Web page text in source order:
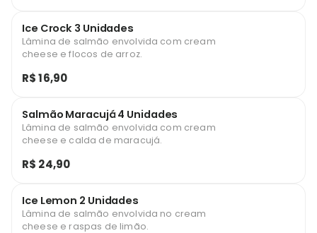
Ice Crock 3 Unidades
Lâmina de salmão envolvida com cream
cheese e flocos de arroz.
R$ 16,90
Salmão Maracujá 4 Unidades
Lâmina de salmão envolvida com cream
cheese e calda de maracujá.
R$ 24,90
Ice Lemon 2 Unidades
Lâmina de salmão envolvida no cream
cheese e raspas de limão.